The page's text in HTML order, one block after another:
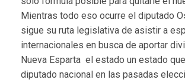
Mientras todo eso ocurre el diputado
sigue su ruta legislativa de asistir a
internacionales en busca de aportar
Nueva Esparta el estado un estado
diputado nacional en las pasadas